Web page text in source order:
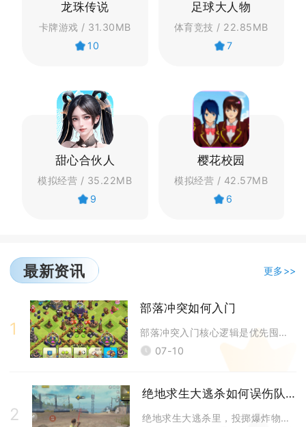
龙珠传说
卡牌游戏 / 31.30MB
10
足球大人物
体育竞技 / 22.85MB
7
甜心合伙人
模拟经营 / 35.22MB
9
樱花校园
模拟经营 / 42.57MB
6
最新资讯 更多>>
1
部落冲突如何入门
部落冲突入门核心逻辑是优先囤积宝石解锁全部建筑工人，遵循资源产出、进攻
07-10
2
绝地求生大逃杀如何误伤队友
绝地求生大逃杀里，投掷爆炸物、近战道具、载具连锁伤害、油桶引爆、燃烧道